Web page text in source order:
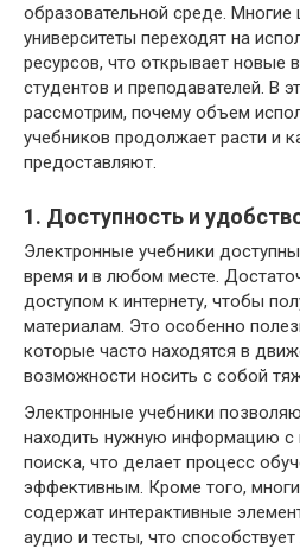
образовательной среде.
университеты переходят на
ресурсов, что открывает новые
студентов и преподавателей. В
рассмотрим, почему объем
учебников продолжает расти и
предоставляют.
1. Доступность и
Электронные учебники
время и в любом месте.
доступом к интернету, чтобы
материалам. Это особенно
которые часто находятся в
возможности носить с собой
Электронные учебники
находить нужную информацию
поиска, что делает процесс
эффективным. Кроме того,
содержат интерактивные
аудио и тесты, что